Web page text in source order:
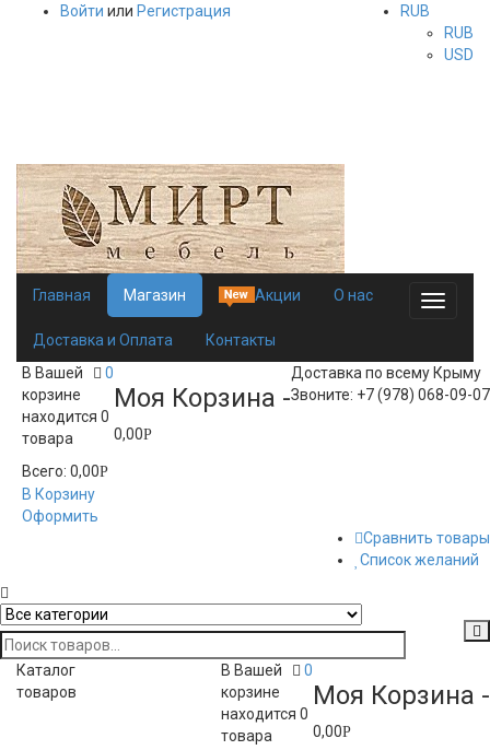
Войти или Регистрация
RUB
RUB
USD
Toggle
Главная Магазин Акции О нас
Доставка и Оплата
Контакты
Доставка по всему Крыму
Звоните: +7 (978) 068-09-07
Моя Корзина -
0,00Р
0
В Вашей
корзине
находится 0
товара
Всего: 0,00Р
В Корзину
Оформить
Сравнить товары
Список желаний
Каталог
товаров
Моя Корзина -
0,00Р
0
В Вашей
корзине
находится 0
товара